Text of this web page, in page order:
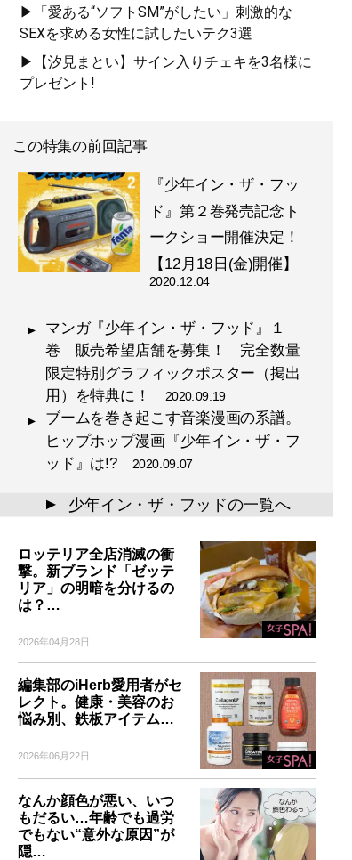
▶「愛ある“ソフトSM”がしたい」刺激的な
SEXを求める女性に試したいテク3選
▶【汐見まとい】サイン入りチェキを3名様に
プレゼント!
この特集の前回記事
『少年イン・ザ・フッ
ド』第２巻発売記念ト
ークショー開催決定！
【12月18日(金)開催】
2020.12.04
マンガ『少年イン・ザ・フッド』１
巻 販売希望店舗を募集！ 完全数量
限定特別グラフィックポスター（掲出
用）を特典に！ 2020.09.19
ブームを巻き起こす音楽漫画の系譜。
ヒップホップ漫画『少年イン・ザ・フ
ッド』は!? 2020.09.07
▲ 少年イン・ザ・フッドの一覧へ
ロッテリア全店消滅の衝
撃。新ブランド「ゼッテ
リア」の明暗を分けるの
は？…
2026年04月28日
編集部のiHerb愛用者がセ
レクト。健康・美容のお
悩み別、鉄板アイテム…
2026年06月22日
なんか顔色が悪い、いつ
もだるい…年齢でも過労
でもない“意外な原因”が
隠…